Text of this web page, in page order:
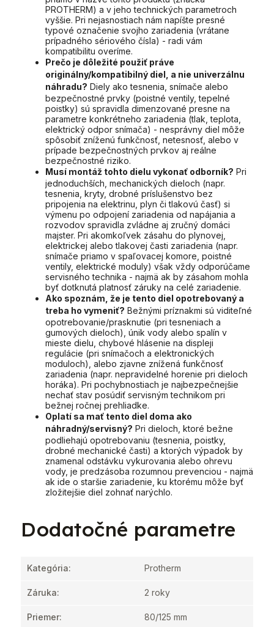
PROTHERM) a v jeho technických parametroch
vyššie. Pri nejasnostiach nám napíšte presné
typové označenie svojho zariadenia (vrátane
prípadného sériového čísla) - radi vám
kompatibilitu overíme.
Prečo je dôležité použiť práve
originálny/kompatibilný diel, a nie univerzálnu
náhradu? Diely ako tesnenia, snímače alebo
bezpečnostné prvky (poistné ventily, tepelné
poistky) sú spravidla dimenzované presne na
parametre konkrétneho zariadenia (tlak, teplota,
elektrický odpor snímača) - nesprávny diel môže
spôsobiť zníženú funkčnosť, netesnosť, alebo v
prípade bezpečnostných prvkov aj reálne
bezpečnostné riziko.
Musí montáž tohto dielu vykonať odborník? Pri
jednoduchších, mechanických dieloch (napr.
tesnenia, kryty, drobné príslušenstvo bez
pripojenia na elektrinu, plyn či tlakovú časť) si
výmenu po odpojení zariadenia od napájania a
rozvodov spravidla zvládne aj zručný domáci
majster. Pri akomkoľvek zásahu do plynovej,
elektrickej alebo tlakovej časti zariadenia (napr.
snímače priamo v spaľovacej komore, poistné
ventily, elektrické moduly) však vždy odporúčame
servisného technika - najmä ak by zásahom mohla
byť dotknutá platnosť záruky na celé zariadenie.
Ako spoznám, že je tento diel opotrebovaný a
treba ho vymeniť? Bežnými príznakmi sú viditeľné
opotrebovanie/prasknutie (pri tesneniach a
gumových dieloch), únik vody alebo spalín v
mieste dielu, chybové hlásenie na displeji
regulácie (pri snímačoch a elektronických
moduloch), alebo zjavne znížená funkčnosť
zariadenia (napr. nepravidelné horenie pri dieloch
horáka). Pri pochybnostiach je najbezpečnejšie
nechať stav posúdiť servisným technikom pri
bežnej ročnej prehliadke.
Oplatí sa mať tento diel doma ako
náhradný/servisný? Pri dieloch, ktoré bežne
podliehajú opotrebovaniu (tesnenia, poistky,
drobné mechanické časti) a ktorých výpadok by
znamenal odstávku vykurovania alebo ohrevu
vody, je predzásoba rozumnou prevenciou - najmä
ak ide o staršie zariadenie, ku ktorému môže byť
zložitejšie diel zohnať narýchlo.
Dodatočné parametre
Kategória: Protherm
Záruka: 2 roky
Priemer: 80/125 mm